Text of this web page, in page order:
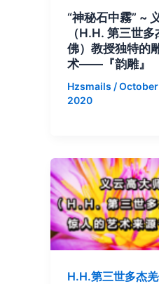
“神秘石中霧” ~
（H.H. 第三世多
佛）教授独特的
术——『韵雕』
Hzsmails /October
2020
H.H.第三世多杰